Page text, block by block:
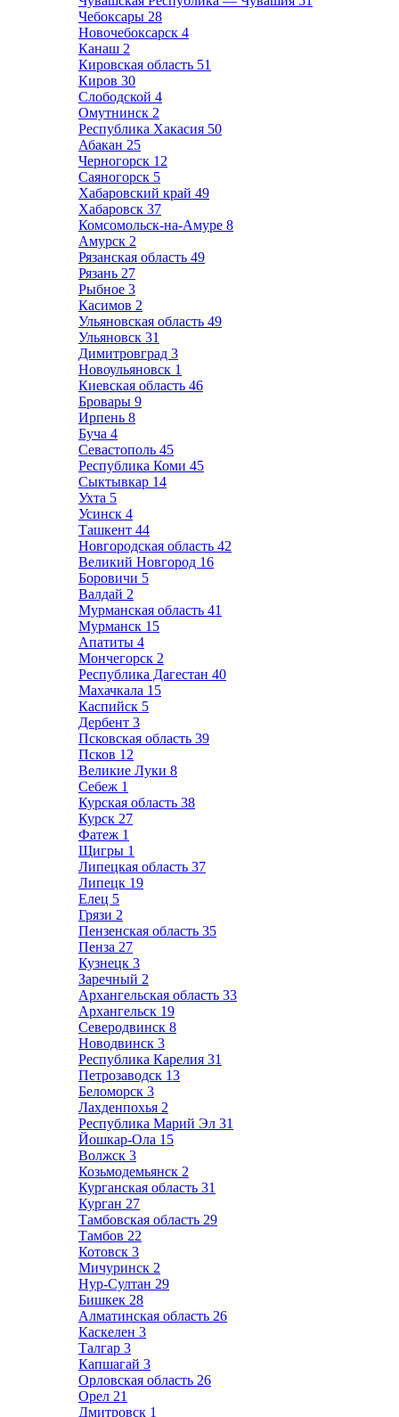
Чебоксары 28
Новочебоксарск 4
Канаш 2
Кировская область 51
Киров 30
Слободской 4
Омутнинск 2
Республика Хакасия 50
Абакан 25
Черногорск 12
Саяногорск 5
Хабаровский край 49
Хабаровск 37
Комсомольск-на-Амуре 8
Амурск 2
Рязанская область 49
Рязань 27
Рыбное 3
Касимов 2
Ульяновская область 49
Ульяновск 31
Димитровград 3
Новоульяновск 1
Киевская область 46
Бровары 9
Ирпень 8
Буча 4
Севастополь 45
Республика Коми 45
Сыктывкар 14
Ухта 5
Усинск 4
Ташкент 44
Новгородская область 42
Великий Новгород 16
Боровичи 5
Валдай 2
Мурманская область 41
Мурманск 15
Апатиты 4
Мончегорск 2
Республика Дагестан 40
Махачкала 15
Каспийск 5
Дербент 3
Псковская область 39
Псков 12
Великие Луки 8
Себеж 1
Курская область 38
Курск 27
Фатеж 1
Щигры 1
Липецкая область 37
Липецк 19
Елец 5
Грязи 2
Пензенская область 35
Пенза 27
Кузнецк 3
Заречный 2
Архангельская область 33
Архангельск 19
Северодвинск 8
Новодвинск 3
Республика Карелия 31
Петрозаводск 13
Беломорск 3
Лахденпохья 2
Республика Марий Эл 31
Йошкар-Ола 15
Волжск 3
Козьмодемьянск 2
Курганская область 31
Курган 27
Тамбовская область 29
Тамбов 22
Котовск 3
Мичуринск 2
Нур-Султан 29
Бишкек 28
Алматинская область 26
Каскелен 3
Талгар 3
Капшагай 3
Орловская область 26
Орел 21
Дмитровск 1